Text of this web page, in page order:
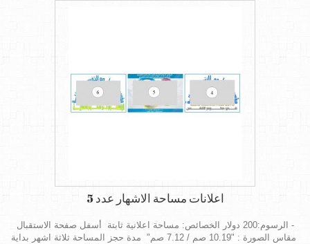
اعلانات مساحة الاشهار عدد 5
- الرسوم:200 دولار الخصائص: مساحة اعلانية ثابتة أسفل صفحة الاستقبال
مقاس الصورة : "10.19 صم / 7.12 صم" مدة حجز المساحة ثلاثة اشهر بداية